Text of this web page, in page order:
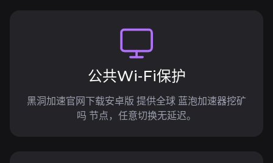
公共Wi-Fi保护
黑洞加速官网下载安卓版 提供全球 蓝泡加速器挖矿
吗 节点，任意切换无延迟。